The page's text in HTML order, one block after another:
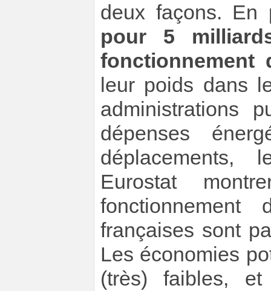
deux façons.
pour 5
leur poids dans
administrations
dépenses
déplacements,
Eurostat
fonctionnement
françaises sont
Les économies
(très) faibles,